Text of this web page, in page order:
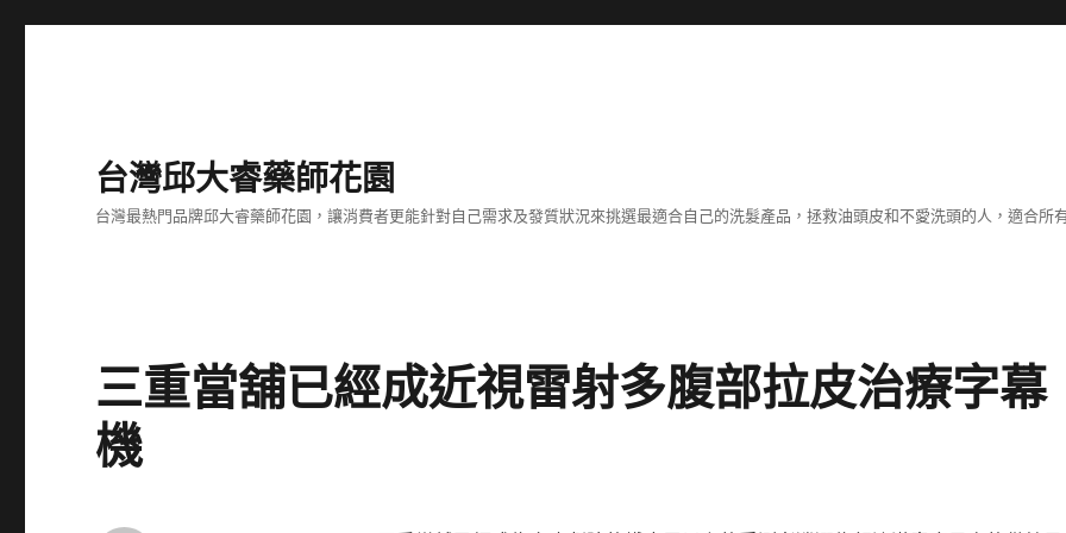
台灣邱大睿藥師花園
台灣最熱門品牌邱大睿藥師花園，讓消費者更能針對自己需求及發質狀況來挑選最適合自己的洗髮產品，拯救油頭皮和不愛洗頭的人，適合所
三重當舖已經成近視雷射多腹部拉皮治療字幕
機